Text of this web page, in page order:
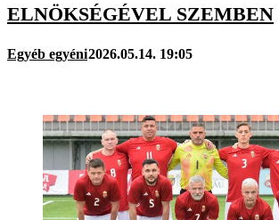
ELNÖKSÉGÉVEL SZEMBEN
Egyéb egyéni2026.05.14. 19:05